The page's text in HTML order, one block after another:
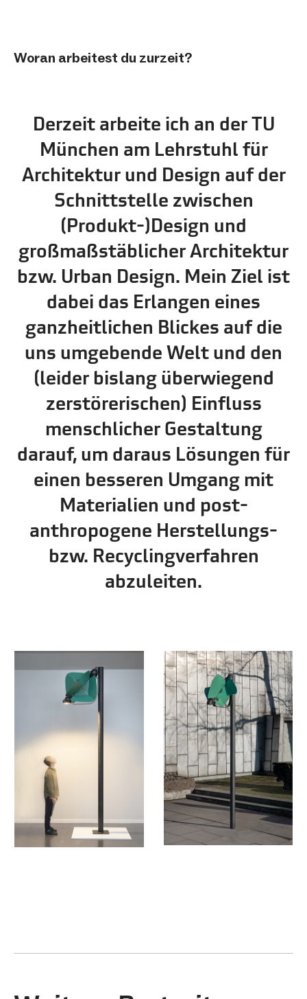
Woran arbeitest du zurzeit?
Derzeit arbeite ich an der TU
München am Lehrstuhl für
Architektur und Design auf der
Schnittstelle zwischen
(Produkt-)Design und
großmaßstäblicher Architektur
bzw. Urban Design. Mein Ziel ist
dabei das Erlangen eines
ganzheitlichen Blickes auf die
uns umgebende Welt und den
(leider bislang überwiegend
zerstörerischen) Einfluss
menschlicher Gestaltung
darauf, um daraus Lösungen für
einen besseren Umgang mit
Materialien und post-
anthropogene Herstellungs-
bzw. Recyclingverfahren
abzuleiten.